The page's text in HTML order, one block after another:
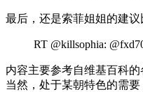
最后，还是索菲姐姐的建
RT @killsophia:
内容主要参考自维基百科
当然，处于某朝特色的需